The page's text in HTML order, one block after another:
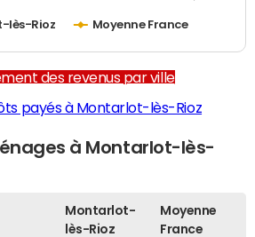
lès-Rioz Moyenne France
des revenus par ville
payés à Montarlot-lès-Rioz
à Montarlot-lès-
Montarlot-
lès-Rioz
Moyenne
France